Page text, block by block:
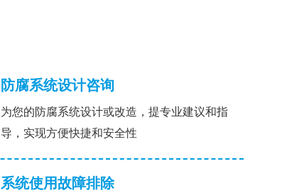
防腐系统设计咨询
为您的防腐系统设计或改造，提专业建议和指
导，实现方便快捷和安全性
系统使用故障排除